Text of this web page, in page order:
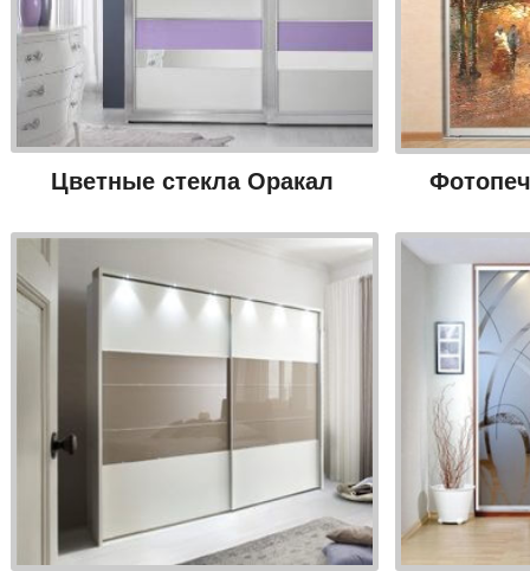
Цветные стекла Оракал